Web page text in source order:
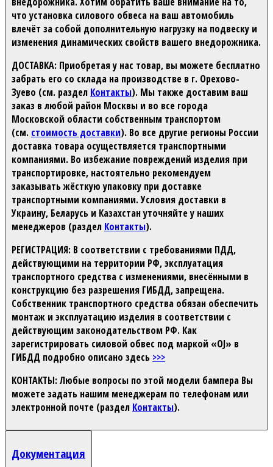
что установка силового обвеса на ваш автомобиль
влечёт за собой дополнительную нагрузку на подвеску и
изменения динамических свойств вашего внедорожника.
ДОСТАВКА: Приобретая у нас товар, вы можете бесплатно
забрать его со склада на производстве в г. Орехово-
Зуево (см. раздел Контакты). Мы также доставим ваш
заказ в любой район Москвы и во все города
Московской области собственным транспортом
(см. стоимость доставки). Во все другие регионы России
доставка товара осуществляется транспортными
компаниями. Во избежание повреждений изделия при
транспортировке, настоятельно рекомендуем
заказывать жёсткую упаковку при доставке
транспортными компаниями. Условия доставки в
Украину, Беларусь и Казахстан уточняйте у наших
менеджеров (раздел Контакты).
РЕГИСТРАЦИЯ: В соответствии с требованиями ПДД,
действующими на территории РФ, эксплуатация
транспортного средства с изменениями, внесёнными в
конструкцию без разрешения ГИБДД, запрещена.
Собственник транспортного средства обязан обеспечить
монтаж и эксплуатацию изделия в соответствии с
действующим законодательством РФ. Как
зарегистрировать силовой обвес под маркой «OJ» в
ГИБДД подробно описано здесь >>>
КОНТАКТЫ: Любые вопросы по этой модели бампера Вы
можете задать нашим менеджерам по телефонам или
электронной почте (раздел Контакты).
Документация